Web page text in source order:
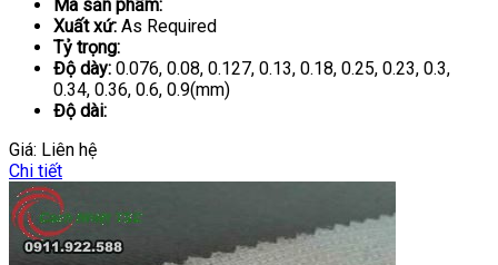
Mã sản phẩm:
Xuất xứ: As Required
Tỷ trọng:
Độ dày: 0.076, 0.08, 0.127, 0.13, 0.18, 0.25, 0.23, 0.3,
0.34, 0.36, 0.6, 0.9(mm)
Độ dài:
Giá: Liên hệ
Chi tiết